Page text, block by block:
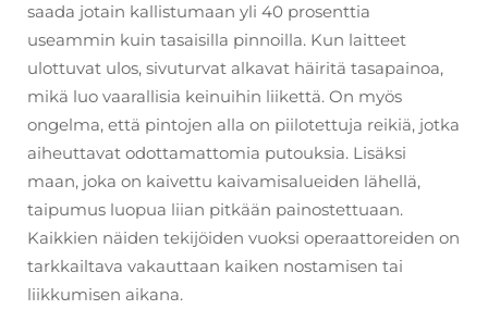
saada jotain kallistumaan yli 40 prosenttia
useammin kuin tasaisilla pinnoilla. Kun laitteet
ulottuvat ulos, sivuturvat alkavat häiritä tasapainoa,
mikä luo vaarallisia keinuihin liikettä. On myös
ongelma, että pintojen alla on piilotettuja reikiä, jotka
aiheuttavat odottamattomia putouksia. Lisäksi
maan, joka on kaivettu kaivamisalueiden lähellä,
taipumus luopua liian pitkään painostettuaan.
Kaikkien näiden tekijöiden vuoksi operaattoreiden on
tarkkailtava vakauttaan kaiken nostamisen tai
liikkumisen aikana.